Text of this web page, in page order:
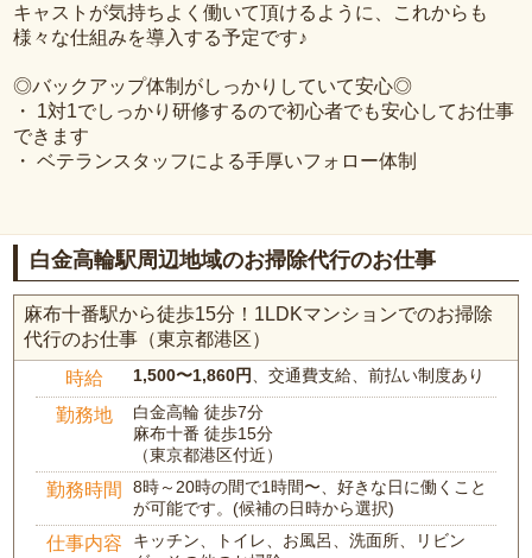
キャストが気持ちよく働いて頂けるように、これからも
様々な仕組みを導入する予定です♪
◎バックアップ体制がしっかりしていて安心◎
・ 1対1でしっかり研修するので初心者でも安心してお仕事
できます
・ ベテランスタッフによる手厚いフォロー体制
白金高輪駅周辺地域のお掃除代行のお仕事
麻布十番駅から徒歩15分！1LDKマンションでのお掃除
代行のお仕事（東京都港区）
時給 1,500〜1,860円、交通費支給、前払い制度あり
勤務地
白金高輪 徒歩7分
麻布十番 徒歩15分
（東京都港区付近）
勤務時間
8時～20時の間で1時間〜、好きな日に働くこと
が可能です。(候補の日時から選択)
仕事内容
キッチン、トイレ、お風呂、洗面所、リビン